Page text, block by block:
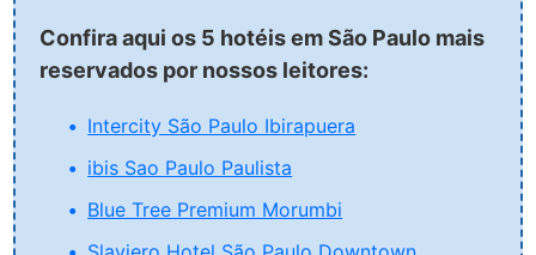
Confira aqui os 5 hotéis em São Paulo mais
reservados por nossos leitores:
Intercity São Paulo Ibirapuera
ibis Sao Paulo Paulista
Blue Tree Premium Morumbi